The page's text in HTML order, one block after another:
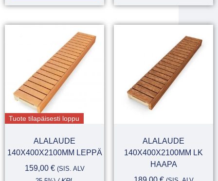
Tuote tilapäisesti loppu
ALALAUDE
140X400X2100MM LEPPÄ
159,00 € (SIS. ALV
ALALAUDE
140X400X2100MM LK
HAAPA